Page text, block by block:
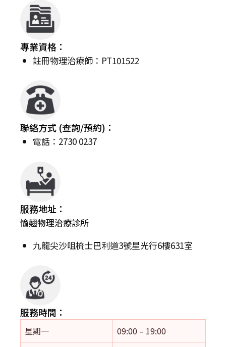
專業資格：
註冊物理治療師：PT101522
聯絡方式 (查詢/預約)：
電話：2730 0237
服務地址：
愉翹物理治療診所
九龍尖沙咀梳士巴利道3號星光行6樓631室
服務時間：
星期一
09:00 – 19:00